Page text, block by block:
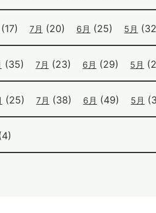
(17) 7月 (20) 6月 (25) 5月
(35) 7月 (23) 6月 (29) 5月
(25) 7月 (38) 6月 (49) 5月